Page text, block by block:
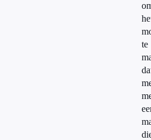
te